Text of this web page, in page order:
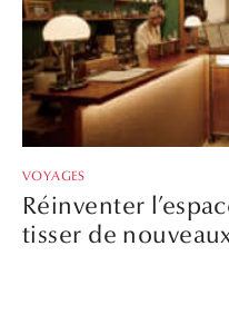
VOYAGES
Réinventer
tisser de